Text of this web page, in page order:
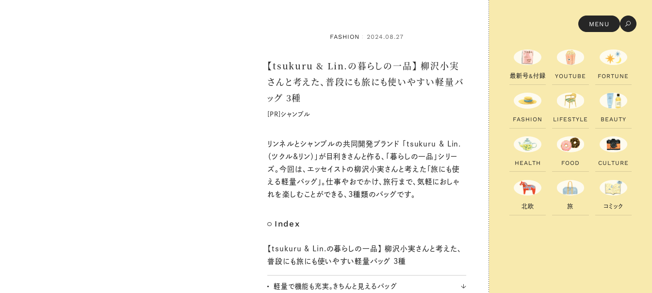
MENU
FASHION
： 2024.08.27
【tsukuru & Lin.の暮らしの一品】 柳沢小実
さんと考えた、普段にも旅にも使いやすい軽量バ
ッグ 3種
[PR]シャンブル
リンネルとシャンブルの共同開発ブランド 「tsukuru & Lin.
（ツクル&リン）」が目利きさんと作る、「暮らしの一品」シリー
ズ。今回は、エッセイストの柳沢小実さんと考えた「旅にも使
える軽量バッグ」。仕事やおでかけ、旅行まで、気軽におしゃ
れを楽しむことができる、3種類のバッグです。
Index
【tsukuru & Lin.の暮らしの一品】 柳沢小実さんと考えた、
普段にも旅にも使いやすい軽量バッグ 3種
軽量で機能も充実。きちんと見えるバッグ
最新号&付録 YOUTU B E FORTU N E
FAS H ION LI FESTYLE B EAUTY
H EALTH FOOD CU LTU RE
北欧 旅 コ ミ ック